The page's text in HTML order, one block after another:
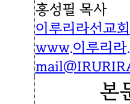
홍성필 목사
이루리라선교회
www.이루리라
본